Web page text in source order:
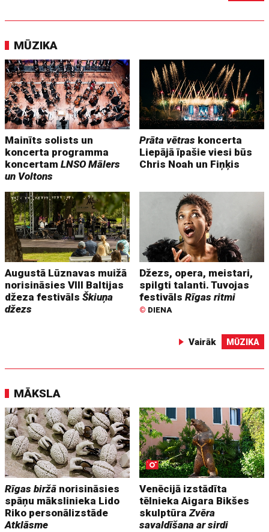
MŪZIKA
Mainīts solists un
koncerta programma
koncertamLNSO Mālers
un Voltons
Prāta vētras koncerta
Liepājā īpašie viesi būs
Chris Noah un Fiņķis
Augustā Lūznavas muižā
norisināsies VIII Baltijas
džeza festivālsŠkiuņa
džezs
Džezs, opera, meistari,
spilgti talanti. Tuvojas
festivālsRīgas ritmi
© DIENA
Vairāk MŪZIKA
MĀKSLA
Rīgas biržā norisināsies
spāņu mākslinieka Lido
Riko personālizstāde
Atklāsme
Venēcijā izstādīta
tēlnieka Aigara Bikšes
skulptūraZvēra
savaldīšana ar sirdi